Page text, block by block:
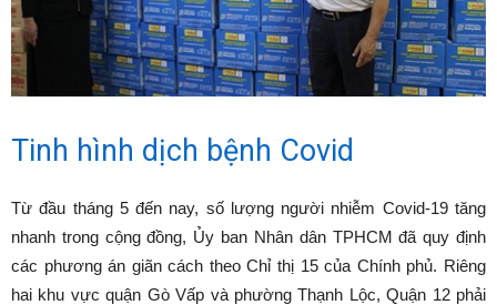
Tinh hình dịch bệnh Covid
Từ đầu tháng 5 đến nay, số lượng người nhiễm Covid-19 tăng
nhanh trong cộng đồng, Ủy ban Nhân dân TPHCM đã quy định
các phương án giãn cách theo Chỉ thị 15 của Chính phủ. Riêng
hai khu vực quận Gò Vấp và phường Thạnh Lộc, Quận 12 phải